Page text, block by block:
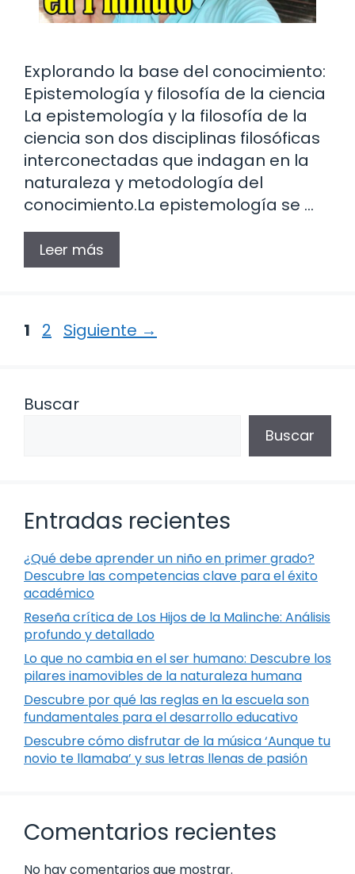
Explorando la base del conocimiento:
Epistemología y filosofía de la ciencia
La epistemología y la filosofía de la
ciencia son dos disciplinas filosóficas
interconectadas que indagan en la
naturaleza y metodología del
conocimiento.La epistemología se …
Leer más
Página
1 Página
2 Siguiente →
Buscar
Buscar
Entradas recientes
¿Qué debe aprender un niño en primer grado?
Descubre las competencias clave para el éxito
académico
Reseña crítica de Los Hijos de la Malinche: Análisis
profundo y detallado
Lo que no cambia en el ser humano: Descubre los
pilares inamovibles de la naturaleza humana
Descubre por qué las reglas en la escuela son
fundamentales para el desarrollo educativo
Descubre cómo disfrutar de la música ‘Aunque tu
novio te llamaba’ y sus letras llenas de pasión
Comentarios recientes
No hay comentarios que mostrar.